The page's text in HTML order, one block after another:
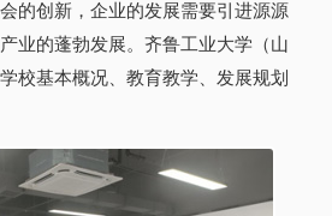
的创新，企业的发展需要引进源源
业的蓬勃发展。齐鲁工业大学（山
校基本概况、教育教学、发展规划